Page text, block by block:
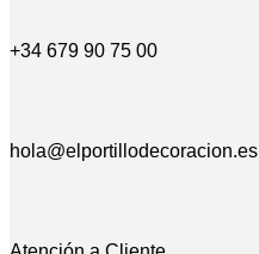
+34 679 90 75 00
hola@elportillodecoracion.es